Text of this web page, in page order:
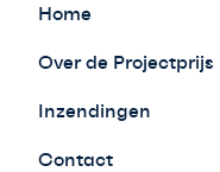
Home
Over de Projectprijs
Inzendingen
Contact